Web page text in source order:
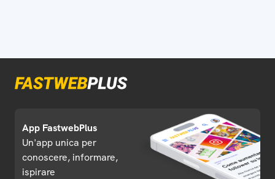
App FastwebPlus
Un'app unica per
conoscere, informare,
ispirare